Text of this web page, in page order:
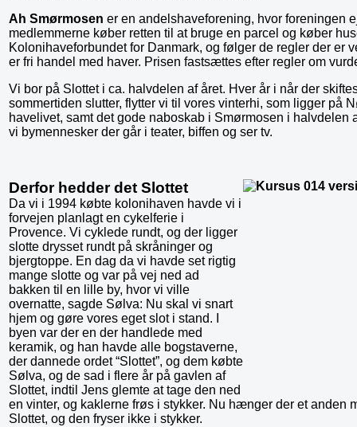
Ah Smørmosen er en andelshaveforening, hvor foreningen
medlemmerne køber retten til at bruge en parcel og køber
Kolonihaveforbundet for Danmark, og følger de regler der er
er fri handel med haver. Prisen fastsættes efter regler om
Vi bor på Slottet i ca. halvdelen af året. Hver år i når der
sommertiden slutter, flytter vi til vores vinterhi, som ligger på
havelivet, samt det gode naboskab i Smørmosen i halvdelen
vi bymennesker der går i teater, biffen og ser tv.
Derfor hedder det Slottet
Da vi i 1994 købte kolonihaven havde vi i
forvejen planlagt en cykelferie i
Provence. Vi cyklede rundt, og der ligger
slotte drysset rundt på skråninger og
bjergtoppe. En dag da vi havde set rigtig
mange slotte og var på vej ned ad
bakken til en lille by, hvor vi ville
overnatte, sagde Sølva: Nu skal vi snart
hjem og gøre vores eget slot i stand. I
byen var der en der handlede med
keramik, og han havde alle bogstaverne,
der dannede ordet “Slottet”, og dem købte
Sølva, og de sad i flere år på gavlen af
Slottet, indtil Jens glemte at tage den ned
en vinter, og kaklerne frøs i stykker. Nu hænger der et anden
Slottet, og den fryser ikke i stykker.